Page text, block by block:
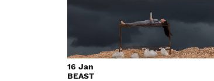
16 Jan
BEAST